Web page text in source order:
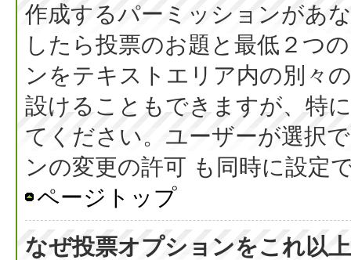
作成するパーミッションがあ
したら投票のお題と最低２つ
ンをテキストエリア内の別々
設けることもできますが、特
てください。ユーザーが選択
ンの変更の許可 も同時に設定
ページトップ
なぜ投票オプションをこれ以